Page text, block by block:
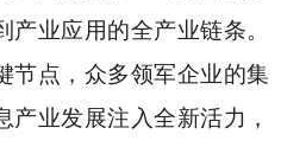
业应用的全产业链条。
节点，众多领军企业的集
业发展注入全新活力，